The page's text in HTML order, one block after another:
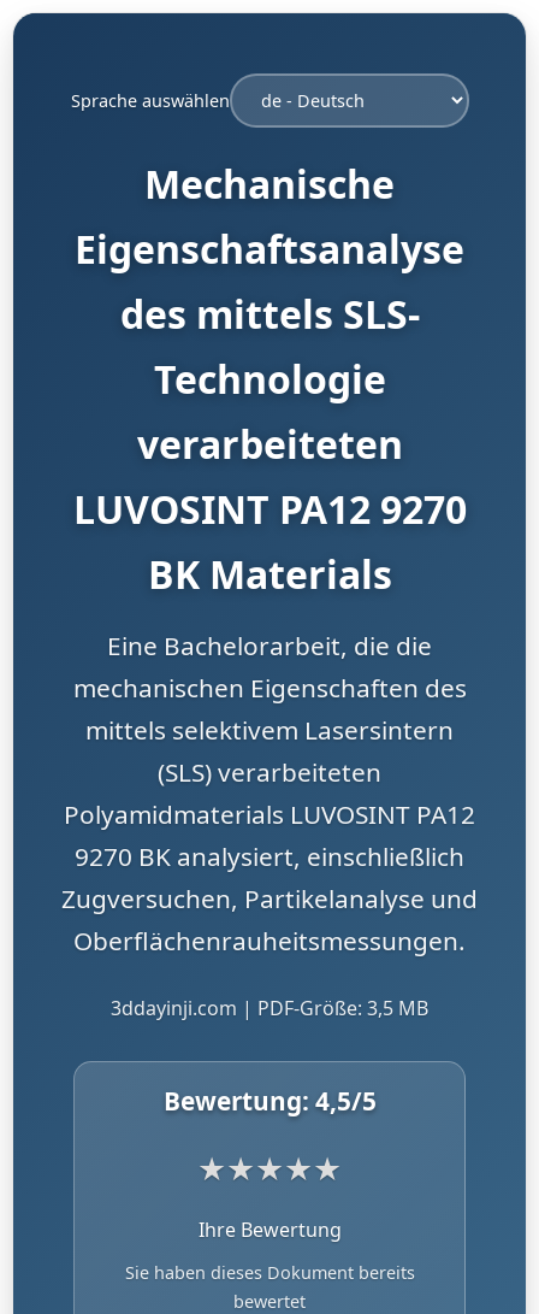
Sprache auswählen
Mechanische
Eigenschaftsanalyse
des mittels SLS-
Technologie
verarbeiteten
LUVOSINT PA12 9270
BK Materials
Eine Bachelorarbeit, die die
mechanischen Eigenschaften des
mittels selektivem Lasersintern
(SLS) verarbeiteten
Polyamidmaterials LUVOSINT PA12
9270 BK analysiert, einschließlich
Zugversuchen, Partikelanalyse und
Oberflächenrauheitsmessungen.
3ddayinji.com | PDF-Größe: 3,5 MB
Bewertung: 4,5/5
★★★★★
Ihre Bewertung
Sie haben dieses Dokument bereits
bewertet